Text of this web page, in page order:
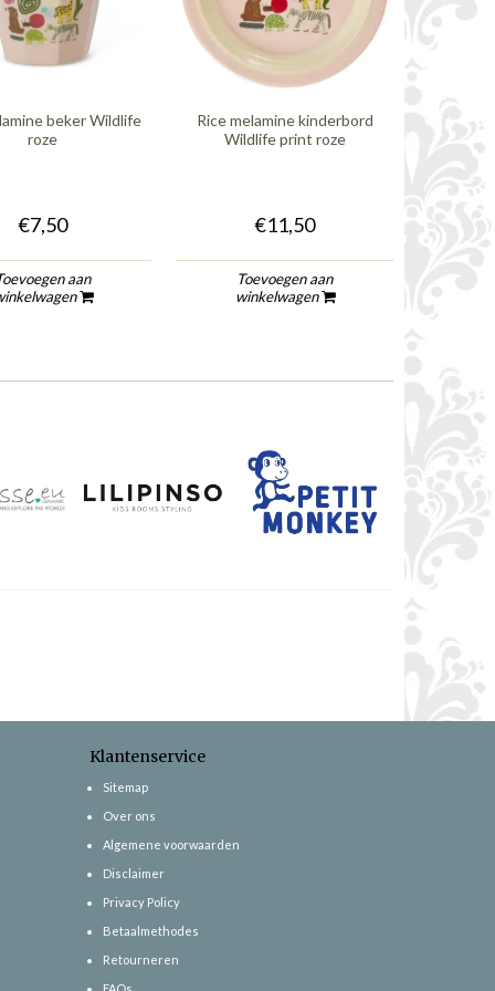
beker Wildlife
roze
€7,50
aan
Rice melamine kinderbord
Wildlife print roze
€11,50
Toevoegen aan
winkelwagen
Rice
Klantenservice
Sitemap
Over ons
Algemene voorwaarden
Disclaimer
Privacy Policy
Betaalmethodes
Retourneren
FAQs